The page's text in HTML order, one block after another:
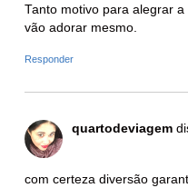
Tanto motivo para alegrar
vão adorar mesmo.
Responder
quartodeviagem
com certeza diversão